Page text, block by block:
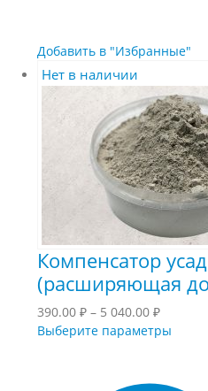
Добавить в "Избранные"
Нет в наличии
Компенсатор
(расширяющая
390.00 ₽ – 5 040.00 ₽
цен:
5
Выберите параметры